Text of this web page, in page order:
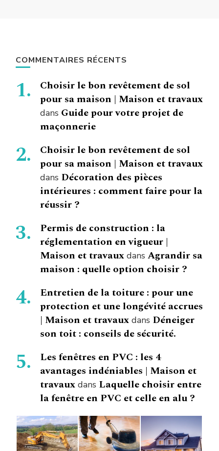
COMMENTAIRES RÉCENTS
Choisir le bon revêtement de sol
pour sa maison | Maison et travaux
dans Guide pour votre projet de
maçonnerie
Choisir le bon revêtement de sol
pour sa maison | Maison et travaux
dans Décoration des pièces
intérieures : comment faire pour la
réussir ?
Permis de construction : la
réglementation en vigueur |
Maison et travaux dans Agrandir sa
maison : quelle option choisir ?
Entretien de la toiture : pour une
protection et une longévité accrues
| Maison et travaux dans Déneiger
son toit : conseils de sécurité.
Les fenêtres en PVC : les 4
avantages indéniables | Maison et
travaux dans Laquelle choisir entre
la fenêtre en PVC et celle en alu ?